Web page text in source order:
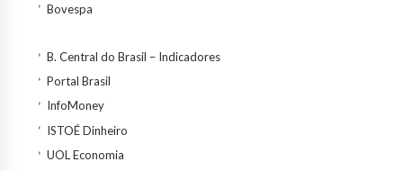
Bovespa
B. Central do Brasil – Indicadores
Portal Brasil
InfoMoney
ISTOÉ Dinheiro
UOL Economia